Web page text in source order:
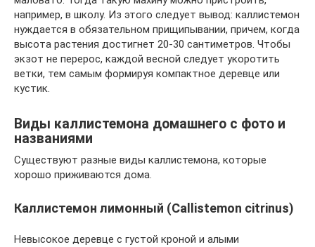
например, в школу. Из этого следует вывод: каллистемон
нуждается в обязательном прищипывании, причем, когда
высота растения достигнет 20-30 сантиметров. Чтобы
экзот не перерос, каждой весной следует укоротить
ветки, тем самым формируя компактное деревце или
кустик.
Виды каллистемона домашнего с фото и
названиями
Существуют разные виды каллистемона, которые
хорошо приживаются дома.
Каллистемон лимонный (Callistemon citrinus)
Невысокое деревце с густой кроной и алыми